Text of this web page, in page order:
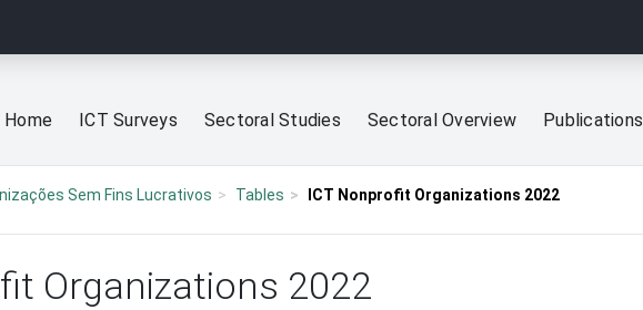
Home ICT Surveys Sectoral Studies Sectoral Overview Publications
Sem Fins Lucrativos Tables ICT Nonprofit Organizations 2022
Organizations 2022